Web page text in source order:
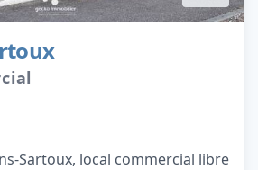
Sartoux, local commercial libre